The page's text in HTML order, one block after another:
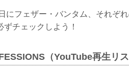
にフェザー・バンタム、それぞ
ずチェックしよう！
（YouTube再生リス